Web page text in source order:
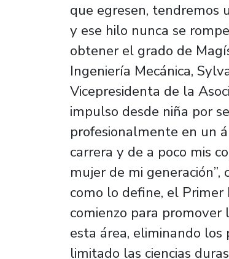
que egresen, tendremos
y ese hilo nunca se
obtener el grado de
Ingeniería Mecánica,
Vicepresidenta de la
impulso desde niña por
profesionalmente en un
carrera y de a poco mis
mujer de mi
como lo define, el Primer
comienzo para
esta área, eliminando los
limitado las ciencias